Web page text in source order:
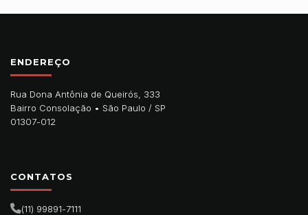
ENDEREÇO
Rua Dona Antônia de Queirós, 333
Bairro Consolação • São Paulo / SP
01307-012
CONTATOS
(11) 99891-7111